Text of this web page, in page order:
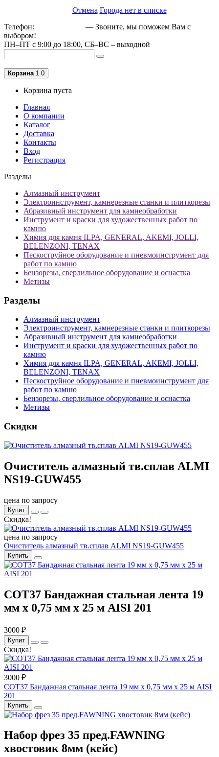
Отмена Города нет в списке
Телефон:
— Звоните, мы поможем Вам с
выбором!
ПН–ПТ с 9:00 до 18:00, СБ–ВС – выходной
Корзина 1 0
Корзина пуста
Главная
О компании
Каталог
Доставка
Контакты
Вход
Регистрация
Разделы
Алмазный инструмент
Электроинструмент, камнерезные станки и плиткорезы
Абразивный инструмент для камнеобработки
Инструмент и краски для художественных работ по
камню
Химия для камня ILPA, GENERAL, AKEMI, JOLLI,
BELENZONI, TENAX
Пескоструйное оборудование и пневмоинструмент для
работ по камню
Бензорезы, сверлильное оборудование и оснастка
Метизы
Разделы
Алмазный инструмент
Электроинструмент, камнерезные станки и плиткорезы
Абразивный инструмент для камнеобработки
Инструмент и краски для художественных работ по
камню
Химия для камня ILPA, GENERAL, AKEMI, JOLLI,
BELENZONI, TENAX
Пескоструйное оборудование и пневмоинструмент для
работ по камню
Бензорезы, сверлильное оборудование и оснастка
Метизы
Скидки
Очиститель алмазный тв.сплав ALMI
NS19-GUW455
цена по запросу
Купит
Скидка!
цена по запросу
Очиститель алмазный тв.сплав ALMI NS19-GUW455
Купить
COT37 Бандажная стальная лента 19
мм x 0,75 мм x 25 м AISI 201
3000 ₽
Купит
Скидка!
3000 ₽
COT37 Бандажная стальная лента 19 мм x 0,75 мм x 25 м AISI
201
Купить
Набор фрез 35 пред.FAWNING
хвостовик 8мм (кейс)